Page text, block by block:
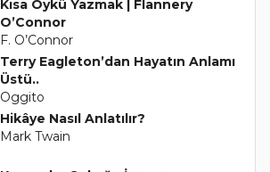
Kısa Öykü Yazmak | Flannery
O’Connor
F. O’Connor
Terry Eagleton’dan Hayatın Anlamı
Üstü..
Oggito
Hikâye Nasıl Anlatılır?
Mark Twain